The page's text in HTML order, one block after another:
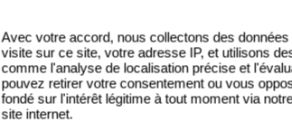
Avec votre accord, nous collectons des
visite sur ce site, votre adresse IP, et utilisons
comme l'analyse de localisation précise et
pouvez retirer votre consentement ou vous
fondé sur l'intérêt légitime à tout moment via
site internet.